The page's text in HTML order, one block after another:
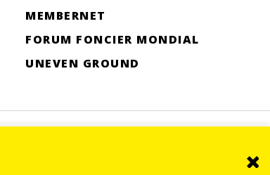
MEMBERNET
FORUM FONCIER MONDIAL
UNEVEN GROUND